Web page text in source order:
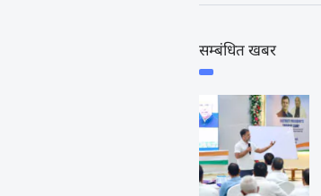
सम्बंधित खबर